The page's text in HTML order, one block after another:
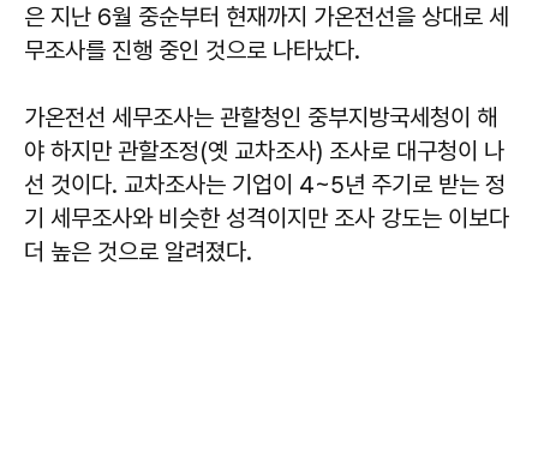
은 지난 6월 중순부터 현재까지 가온전선을 상대로 세
무조사를 진행 중인 것으로 나타났다.
가온전선 세무조사는 관할청인 중부지방국세청이 해
야 하지만 관할조정(옛 교차조사) 조사로 대구청이 나
선 것이다. 교차조사는 기업이 4~5년 주기로 받는 정
기 세무조사와 비슷한 성격이지만 조사 강도는 이보다
더 높은 것으로 알려졌다.